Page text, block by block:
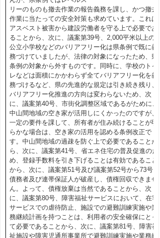
リーのものも撤去作業の報告義務を課し、かつ撤去
作業に当たっての安全対策も求めています。これは
アスベスト被害から建設労働者を守る上で必要であ
ることから、次に、議案第39号、2,000平米以上の
公立小学校などのバリアフリー化は県条例で既に義
務づけていましたが、法律の対象になったため、県
条例の対象から外すものです。同時に、学校のトイ
レなどは面積にかかわらず全てバリアフリー化を義
務づけるなど、県の先進的な規定は引き続き残り、
バリアフリー化推進の方向は変わらないため、次
に、議案第40号、市街化調整区域であるがために、
中山間地域の空き家が活用しにくかったのですが、
一定の要件を課して、所有者が住み続けることが明
らかな場合は、空き家の活用を認める条例改正で
す。中山間地域の過疎を防ぐ上で必要であることか
ら、次に、議案第41号、省エネ住宅の普及促進のた
め、登録手数料を引き下げることは有効であること
から、次に、議案第51号及び議案第52号から73号、
債務者及び連帯保証人が破産し、債権回収できませ
ん。よって、債権放棄は当然であることから、次
に、議案第80号、障害福祉サービスにおいて、在宅
サービスでの虐待防止、施設での避難訓練実施や業
務継続計画を持つことは、利用者の安全確保にとっ
て必要であることから、次に、議案第81号、障害福
祉施設や障害児通所事業所で避難訓練実施や業務継